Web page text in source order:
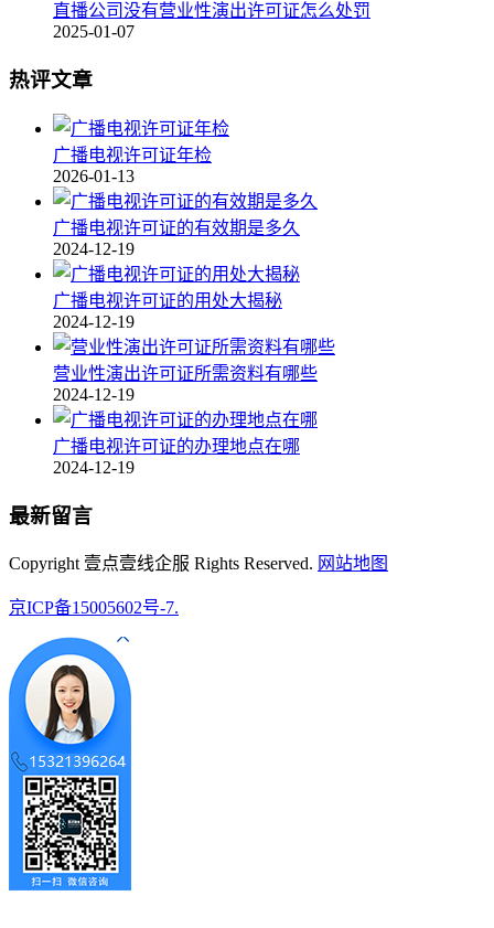
直播公司没有营业性演出许可证怎么处罚
2025-01-07
热评文章
广播电视许可证年检
2026-01-13
广播电视许可证的有效期是多久
2024-12-19
广播电视许可证的用处大揭秘
2024-12-19
营业性演出许可证所需资料有哪些
2024-12-19
广播电视许可证的办理地点在哪
2024-12-19
最新留言
Copyright 壹点壹线企服 Rights Reserved. 网站地图
京ICP备15005602号-7.